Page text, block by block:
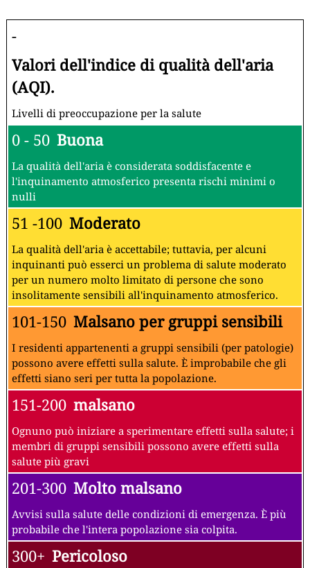
-
Valori dell'indice di qualità dell'aria
(AQI).
Livelli di preoccupazione per la salute
0 - 50 Buona
La qualità dell'aria è considerata soddisfacente e
l'inquinamento atmosferico presenta rischi minimi o
nulli
51 -100 Moderato
La qualità dell'aria è accettabile; tuttavia, per alcuni
inquinanti può esserci un problema di salute moderato
per un numero molto limitato di persone che sono
insolitamente sensibili all'inquinamento atmosferico.
101-150 Malsano per gruppi sensibili
I residenti appartenenti a gruppi sensibili (per patologie)
possono avere effetti sulla salute. È improbabile che gli
effetti siano seri per tutta la popolazione.
151-200 malsano
Ognuno può iniziare a sperimentare effetti sulla salute; i
membri di gruppi sensibili possono avere effetti sulla
salute più gravi
201-300 Molto malsano
Avvisi sulla salute delle condizioni di emergenza. È più
probabile che l'intera popolazione sia colpita.
300+ Pericoloso